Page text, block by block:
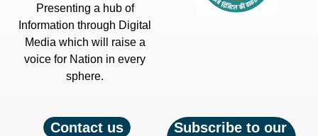
Presenting a hub of
Information through Digital
Media which will raise a
voice for Nation in every
sphere.
Contact us
Subscribe to our